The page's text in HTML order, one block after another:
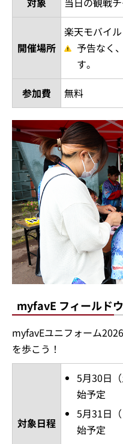
開催場所
楽天モバイ
予告なく
す。
参加費
無料
myfavE フィールド
myfavEユニフォーム
を歩こう！
対象日程
5月30日
始予定
5月31日
始予定